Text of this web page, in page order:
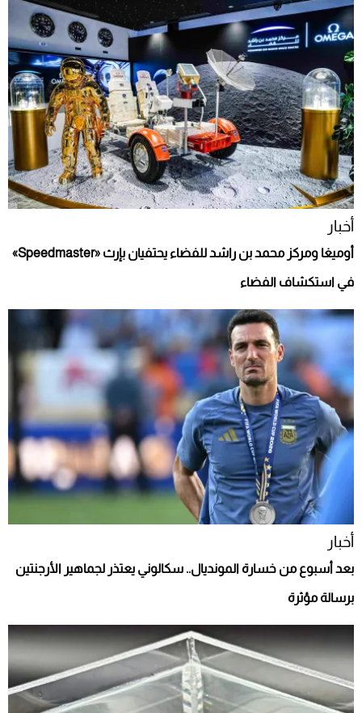
أخبار
أوميغا ومركز محمد بن راشد للفضاء يحتفيان بإرث «Speedmaster»
في استكشاف الفضاء
أخبار
بعد أسبوع من خسارة المونديال.. سكالوني يعتذر لجماهير الأرجنتين
برسالة مؤثرة